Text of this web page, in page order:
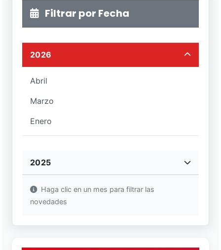
Filtrar por Fecha
2026
Abril
Marzo
Enero
2025
Haga clic en un mes para filtrar las
novedades